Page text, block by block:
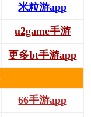
米粒游app
u2game手游
更多bt手游app
66手游app